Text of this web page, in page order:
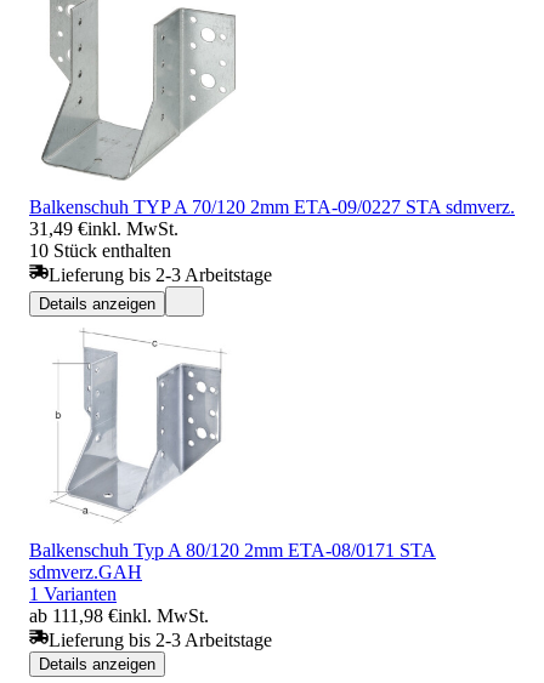
Balkenschuh TYP A 70/120 2mm ETA-09/0227 STA sdmverz.
31,49 €inkl. MwSt.
10 Stück enthalten
Lieferung bis 2-3 Arbeitstage
Details anzeigen
Balkenschuh Typ A 80/120 2mm ETA-08/0171 STA
sdmverz.GAH
1 Varianten
ab 111,98 €inkl. MwSt.
Lieferung bis 2-3 Arbeitstage
Details anzeigen